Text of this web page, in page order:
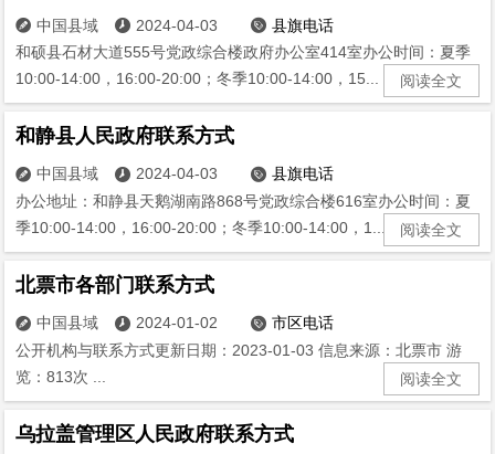
 中国县域  2024-04-03  县旗电话
和硕县石材大道555号党政综合楼政府办公室414室办公时间：夏季
10:00-14:00，16:00-20:00；冬季10:00-14:00，15...
阅读全文
和静县人民政府联系方式
 中国县域  2024-04-03  县旗电话
办公地址：和静县天鹅湖南路868号党政综合楼616室办公时间：夏
季10:00-14:00，16:00-20:00；冬季10:00-14:00，1...
阅读全文
北票市各部门联系方式
 中国县域  2024-01-02  市区电话
公开机构与联系方式更新日期：2023-01-03 信息来源：北票市 游
览：813次 ...
阅读全文
乌拉盖管理区人民政府联系方式